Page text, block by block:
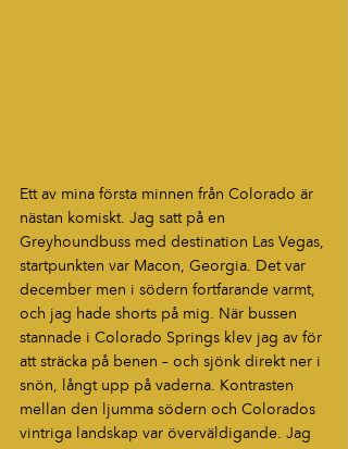
Ett av mina första minnen från Colorado är
nästan komiskt. Jag satt på en
Greyhoundbuss med destination Las Vegas,
startpunkten var Macon, Georgia. Det var
december men i södern fortfarande varmt,
och jag hade shorts på mig. När bussen
stannade i Colorado Springs klev jag av för
att sträcka på benen – och sjönk direkt ner i
snön, långt upp på vaderna. Kontrasten
mellan den ljumma södern och Colorados
vintriga landskap var överväldigande. Jag